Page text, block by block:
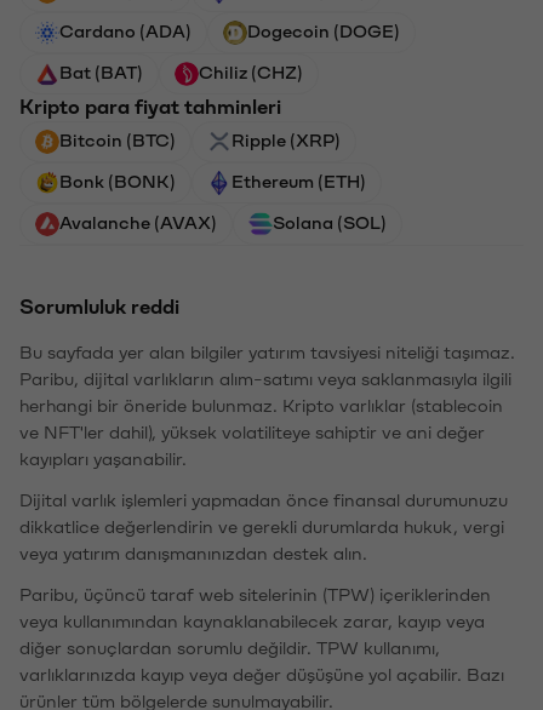
Cardano (ADA) Dogecoin (DOGE)
Bat (BAT) Chiliz (CHZ)
Kripto para fiyat tahminleri
Bitcoin (BTC) Ripple (XRP)
Bonk (BONK) Ethereum (ETH)
Avalanche (AVAX) Solana (SOL)
Sorumluluk reddi
Bu sayfada yer alan bilgiler yatırım tavsiyesi niteliği taşımaz.
Paribu, dijital varlıkların alım-satımı veya saklanmasıyla ilgili
herhangi bir öneride bulunmaz. Kripto varlıklar (stablecoin
ve NFT'ler dahil), yüksek volatiliteye sahiptir ve ani değer
kayıpları yaşanabilir.
Dijital varlık işlemleri yapmadan önce finansal durumunuzu
dikkatlice değerlendirin ve gerekli durumlarda hukuk, vergi
veya yatırım danışmanınızdan destek alın.
Paribu, üçüncü taraf web sitelerinin (TPW) içeriklerinden
veya kullanımından kaynaklanabilecek zarar, kayıp veya
diğer sonuçlardan sorumlu değildir. TPW kullanımı,
varlıklarınızda kayıp veya değer düşüşüne yol açabilir. Bazı
ürünler tüm bölgelerde sunulmayabilir.